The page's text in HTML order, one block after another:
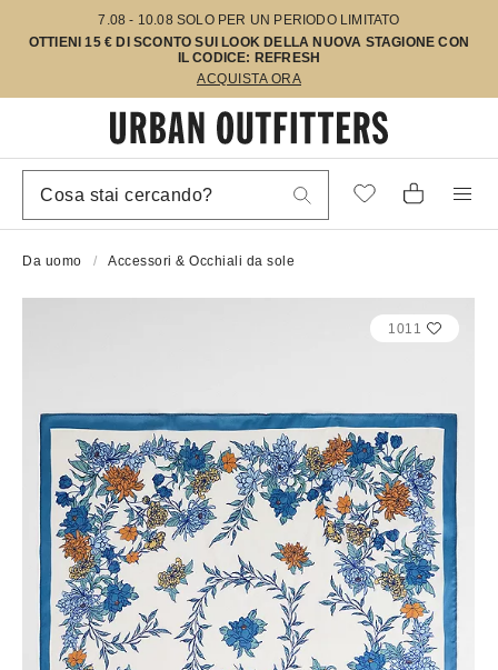
7.08 - 10.08 SOLO PER UN PERIODO LIMITATO
OTTIENI 15 € DI SCONTO SUI LOOK DELLA NUOVA STAGIONE CON
IL CODICE: REFRESH
ACQUISTA ORA
Da uomo Accessori & Occhiali da sole
1011